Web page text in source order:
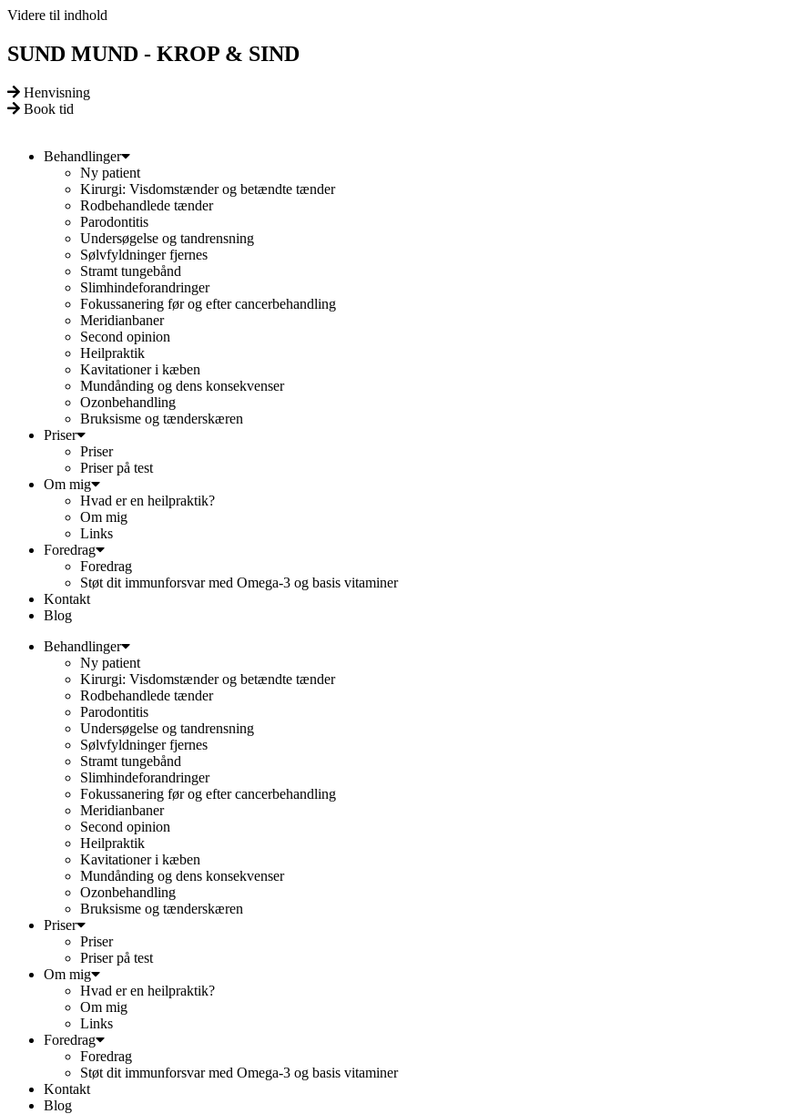
Videre til indhold
SUND MUND - KROP & SIND
Henvisning
Book tid
Behandlinger
Ny patient
Kirurgi: Visdomstænder og betændte tænder
Rodbehandlede tænder
Parodontitis
Undersøgelse og tandrensning
Sølvfyldninger fjernes
Stramt tungebånd
Slimhindeforandringer
Fokussanering før og efter cancerbehandling
Meridianbaner
Second opinion
Heilpraktik
Kavitationer i kæben
Mundånding og dens konsekvenser
Ozonbehandling
Bruksisme og tænderskæren
Priser
Priser
Priser på test
Om mig
Hvad er en heilpraktik?
Om mig
Links
Foredrag
Foredrag
Støt dit immunforsvar med Omega-3 og basis vitaminer
Kontakt
Blog
Behandlinger
Ny patient
Kirurgi: Visdomstænder og betændte tænder
Rodbehandlede tænder
Parodontitis
Undersøgelse og tandrensning
Sølvfyldninger fjernes
Stramt tungebånd
Slimhindeforandringer
Fokussanering før og efter cancerbehandling
Meridianbaner
Second opinion
Heilpraktik
Kavitationer i kæben
Mundånding og dens konsekvenser
Ozonbehandling
Bruksisme og tænderskæren
Priser
Priser
Priser på test
Om mig
Hvad er en heilpraktik?
Om mig
Links
Foredrag
Foredrag
Støt dit immunforsvar med Omega-3 og basis vitaminer
Kontakt
Blog